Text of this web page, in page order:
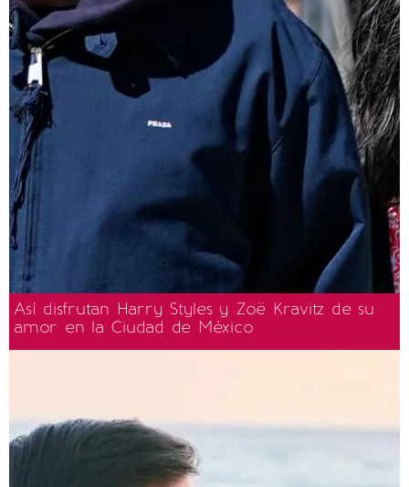
Así disfrutan Harry Styles y Zoë Kravitz de su
amor en la Ciudad de México